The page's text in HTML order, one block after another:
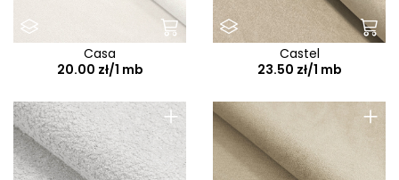
Casa
20.00 zł/1 mb
Castel
23.50 zł/1 mb
+ +